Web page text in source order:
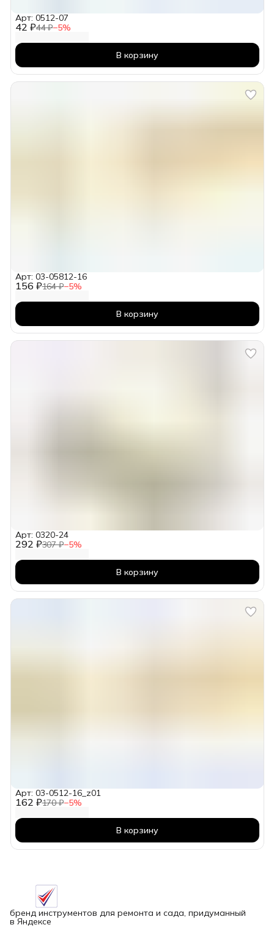
42 ₽44 ₽−5%
Арт: 0512-07
В корзину
156 ₽164 ₽−5%
Арт: 03-05812-16
В корзину
292 ₽307 ₽−5%
Арт: 0320-24
В корзину
162 ₽170 ₽−5%
Арт: 03-0512-16_z01
В корзину
бренд инструментов для ремонта и сада, придуманный
в Яндексе